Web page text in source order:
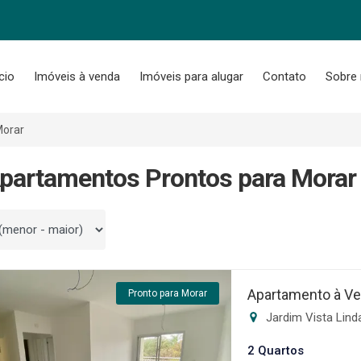
Imóveis à venda Imóveis para alugar Contato Sobre
Prontos para Morar
por
Pronto para Morar Apartamento à
Jardim Vista
2 Quartos